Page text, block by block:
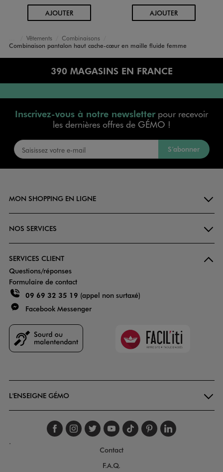
AJOUTERAU PANIER AJOUTERAU PANIER
Accueil
Femme
Vêtements
Combinaisons
Combinaison pantalon haut cache-cœur en maille fluide femme
390 MAGASINS EN FRANCE
Inscrivez-vous à notre newsletterpour recevoir
les dernières offres de GÉMO !
S’abonner
MON SHOPPING EN LIGNE
NOS SERVICES
SERVICES CLIENT
Questions/réponses
Formulaire de contact
09 69 32 35 19 (appel non surtaxé)
Facebook Messenger
Faciliti
L'ENSEIGNE GÉMO
Suivez-nous sur
Suivez-nous sur
Suivez-nous sur
Suivez-nous
Suivez-nous
Suivez-
.
Contact
F.A.Q.